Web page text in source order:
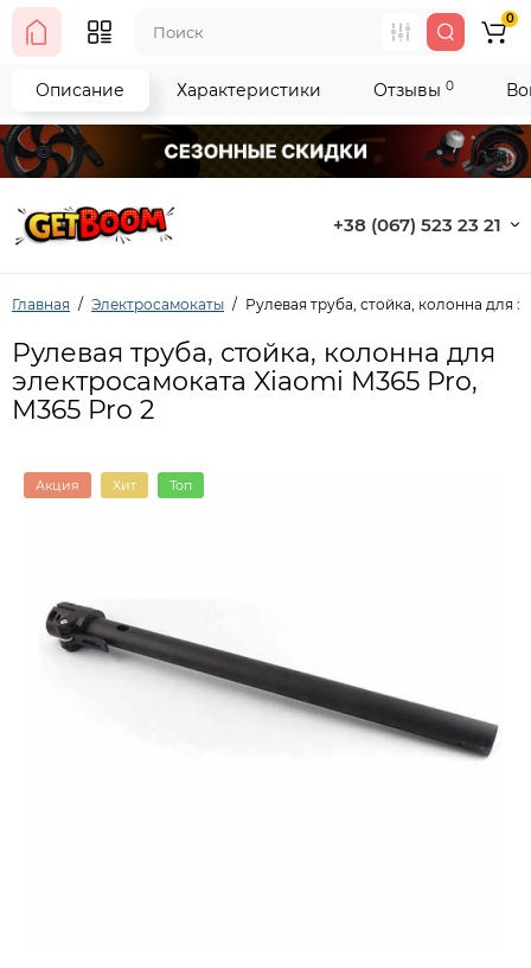
+38 (067) 523 23 21
0
Главная Электросамокаты Рулевая труба, стойка, колонна для
Рулевая труба, стойка, колонна для
электросамоката Xiaomi M365 Pro,
M365 Pro 2
Акция Хит Топ
Описание Характеристики Отзывы 0